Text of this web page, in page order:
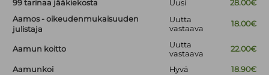
99 tarinaa jääkiekosta
Uusi
28.00€
Aamos - oikeudenmukaisuuden
julistaja
Uutta
vastaava
18.00€
Aamun koitto
Uutta
vastaava
22.00€
Aamunkoi Hyvä
18.90€